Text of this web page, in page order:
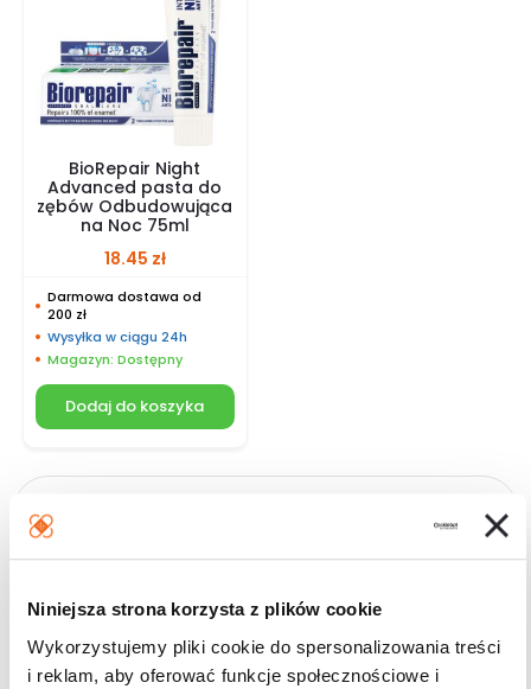
Niniejsza strona korzysta z plików cookie
Wykorzystujemy pliki cookie do spersonalizowania treści
i reklam, aby oferować funkcje społecznościowe i
BioRepair Night
Advanced pasta do
zębów Odbudowująca
na Noc 75ml
18.45 zł
Darmowa dostawa od
200 zł
Wysyłka w ciągu 24h
Magazyn: Dostępny
Dodaj do koszyka
Kategorie
Nietrzymanie moczu
Materiały opatrunkowe
Opatrunki specjalistyczne